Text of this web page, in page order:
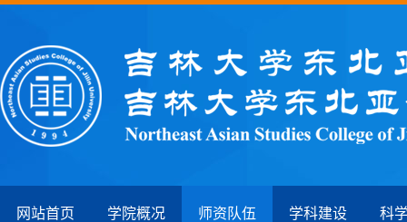
网站首页 学院概况 师资队伍 学科建设 科